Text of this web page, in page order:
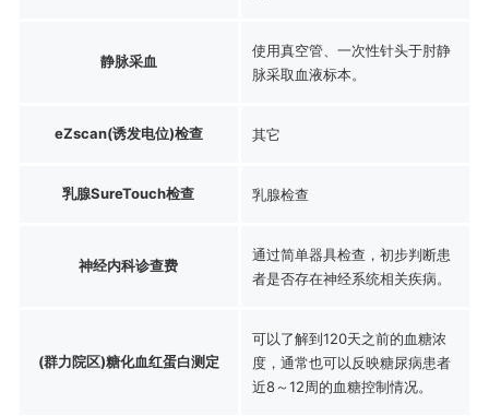
静脉采血
使用真空管、一次性针头于肘静
脉采取血液标本。
eZscan(诱发电位)检查 其它
乳腺SureTouch检查 乳腺检查
神经内科诊查费
通过简单器具检查，初步判断患
者是否存在神经系统相关疾病。
(群力院区)糖化血红蛋白测定
可以了解到120天之前的血糖浓
度，通常也可以反映糖尿病患者
近8～12周的血糖控制情况。